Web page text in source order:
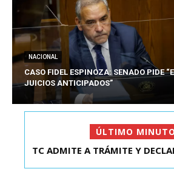
NACIONAL
CASO FIDEL ESPINOZA: SENADO PIDE
JUICIOS ANTICIPADOS”
ÚLTIMO MINUTO
EXDIPUTADO LAVÍN SALIÓ DE
TC ADMITE A TRÁMITE Y